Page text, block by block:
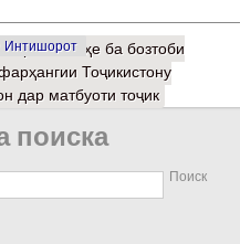
Интишорот
о Нигоҳе ба бозтоби
Тоҷикистону
дар матбуоти тоҷик
поиска
Поиск